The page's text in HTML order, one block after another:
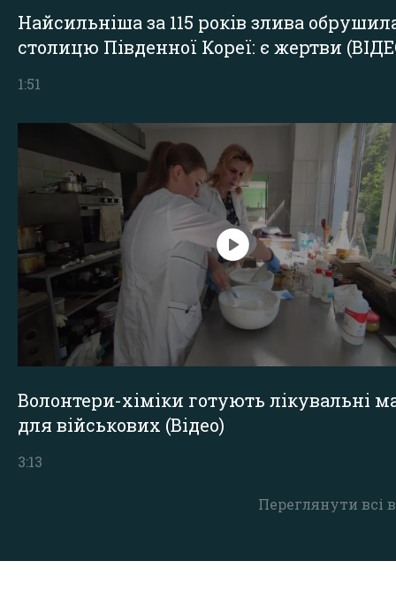
Переглянути всі
Найсильніша за 115 років злива
столицю Південної Кореї: є жертви
1:51
Волонтери-хіміки готують лікувальні
для військових (Відео)
3:13